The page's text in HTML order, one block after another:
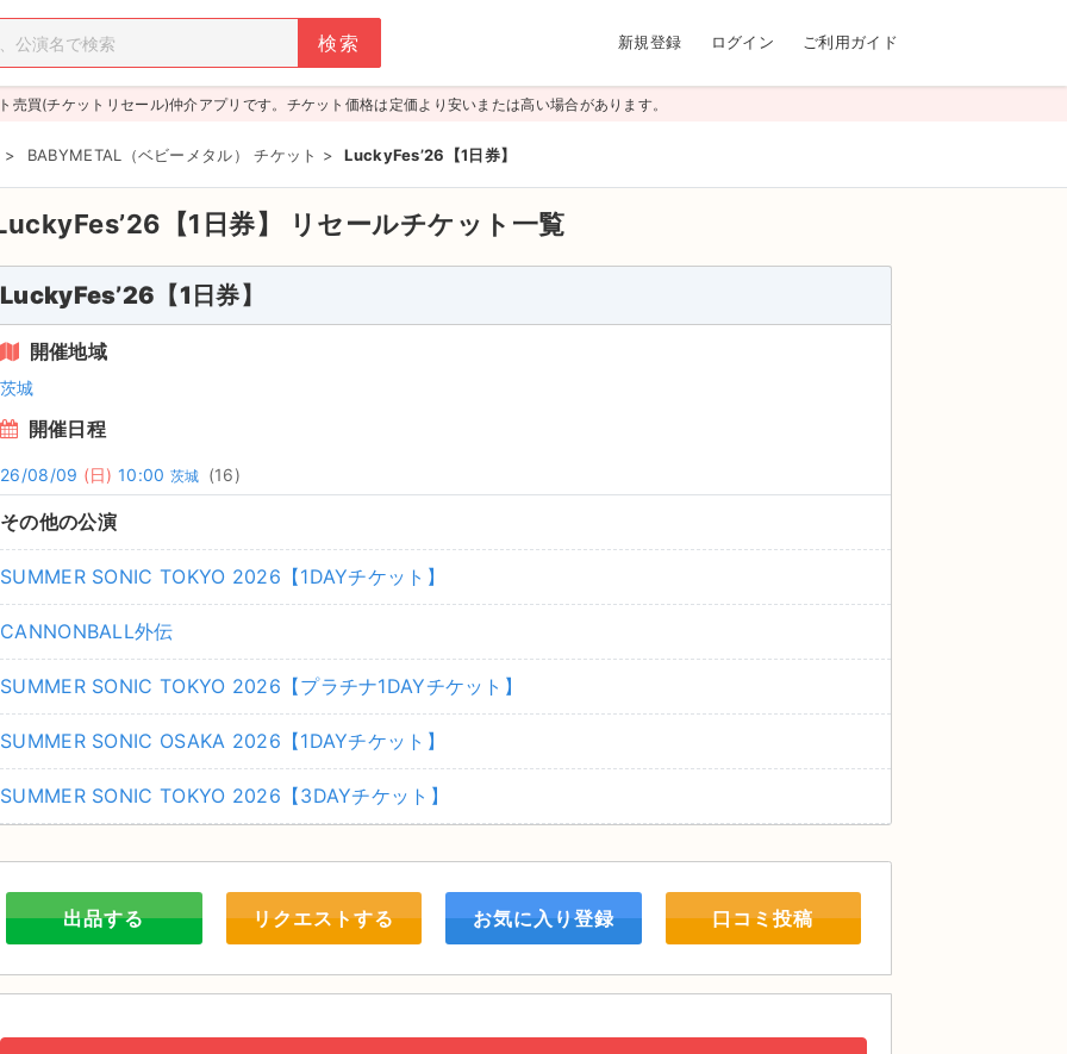
新規登録 ログイン ご利用ガイド
売買(チケットリセール)仲介アプリです。チケット価格は定価より安いまたは高い場合があります。
> BABYMETAL（ベビーメタル） チケット > LuckyFes’26【1日券】
【1日券】 リセールチケット一覧
LuckyFes’26【1日券】
開催地域
茨城
開催日程
26/08/09 (日) 10:00 茨城 (16)
その他の公演
SUMMER SONIC TOKYO 2026【1DAYチケット】
CANNONBALL外伝
SUMMER SONIC TOKYO 2026【プラチナ1DAYチケット】
SUMMER SONIC OSAKA 2026【1DAYチケット】
SUMMER SONIC TOKYO 2026【3DAYチケット】
出品する リクエストする お気に入り登録 口コミ投稿